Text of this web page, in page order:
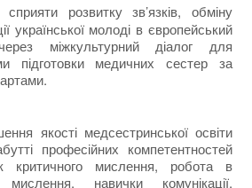
сприяти розвитку зв’язків, обміну
української молоді в європейський
міжкультурний діалог для
підготовки медичних сестер за
якості медсестринської освіти
професійних компетентностей
критичного мислення, робота в
мислення, навички комунікації,